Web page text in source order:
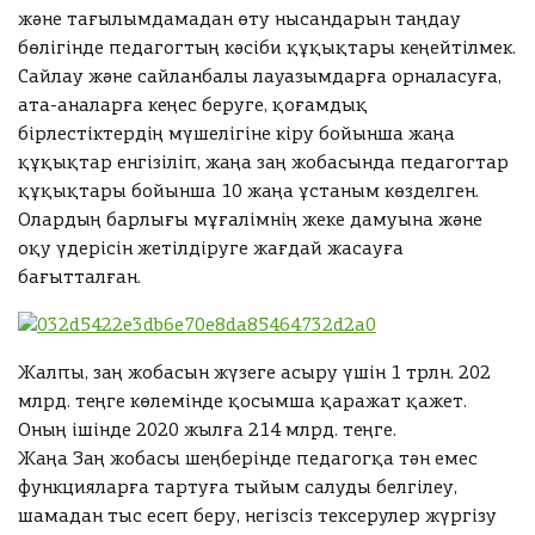
және тағылымдамадан өту нысандарын таңдау
бөлігінде педагогтың кәсіби құқықтары кеңейтілмек.
Сайлау және сайланбалы лауазымдарға орналасуға,
ата-аналарға кеңес беруге, қоғамдық
бірлестіктердің мүшелігіне кіру бойынша жаңа
құқықтар енгізіліп, жаңа заң жобасында педагогтар
құқықтары бойынша 10 жаңа ұстаным көзделген.
Олардың барлығы мұғалімнің жеке дамуына және
оқу үдерісін жетілдіруге жағдай жасауға
бағытталған.
Жалпы, заң жобасын жүзеге асыру үшін 1 трлн. 202
млрд. теңге көлемінде қосымша қаражат қажет.
Оның ішінде 2020 жылға 214 млрд. теңге.
Жаңа Заң жобасы шеңберінде педагогқа тән емес
функцияларға тартуға тыйым салуды белгілеу,
шамадан тыс есеп беру, негізсіз тексерулер жүргізу
е
к
т
і
а
қ
п
а
р
а
т
а
р
ы
ң
ы
з
ж
е
т
к
і
л
і
к
с
і
.
Ш
о
т
ы
ң
ы
ж
е
т
к
і
л
і
к
с
і
.
Ш
о
т
ы
ң
ы
с
і
з
б
е
?
ш
о
т
ы
ы
д
а
қ
а
ж
ы
Город
Мектебі
Сі
ді
м
е
к
е
е
Город
Мектебі
Сі
з
ң
е
к
е
е
ңі
з
г
о
г
а
Облысы
Город
Мектебі
и
к
а
Город
Сі
ф
і
В
ы
б
е
р
и
т
т
п
п
о
ь
з
о
В
ы
б
р
и
т
е
т
и
п
о
ь
з
о
а
т
е
р
и
ф
і
К
о
р
д
и
н
т
о
р
бі
р
н
ф
і
К
о
о
р
д
и
н
т
р
бі
р
е
ш
е